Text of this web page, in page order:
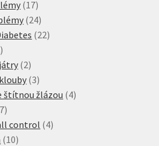
produktů
1717
produktů
2424
produktů
2222
2
produkty
22
produkty
33
produkty
štítnou žlázou 44
97
produktů
control 44
1010